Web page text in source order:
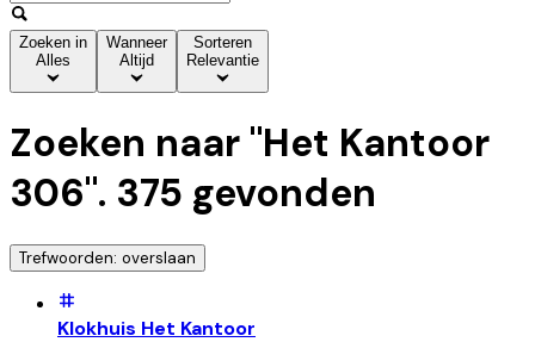
Zoeken in
Alles
Wanneer
Altijd
Sorteren
Relevantie
Zoeken naar "Het Kantoor
306". 375 gevonden
Trefwoorden: overslaan
Klokhuis Het Kantoor